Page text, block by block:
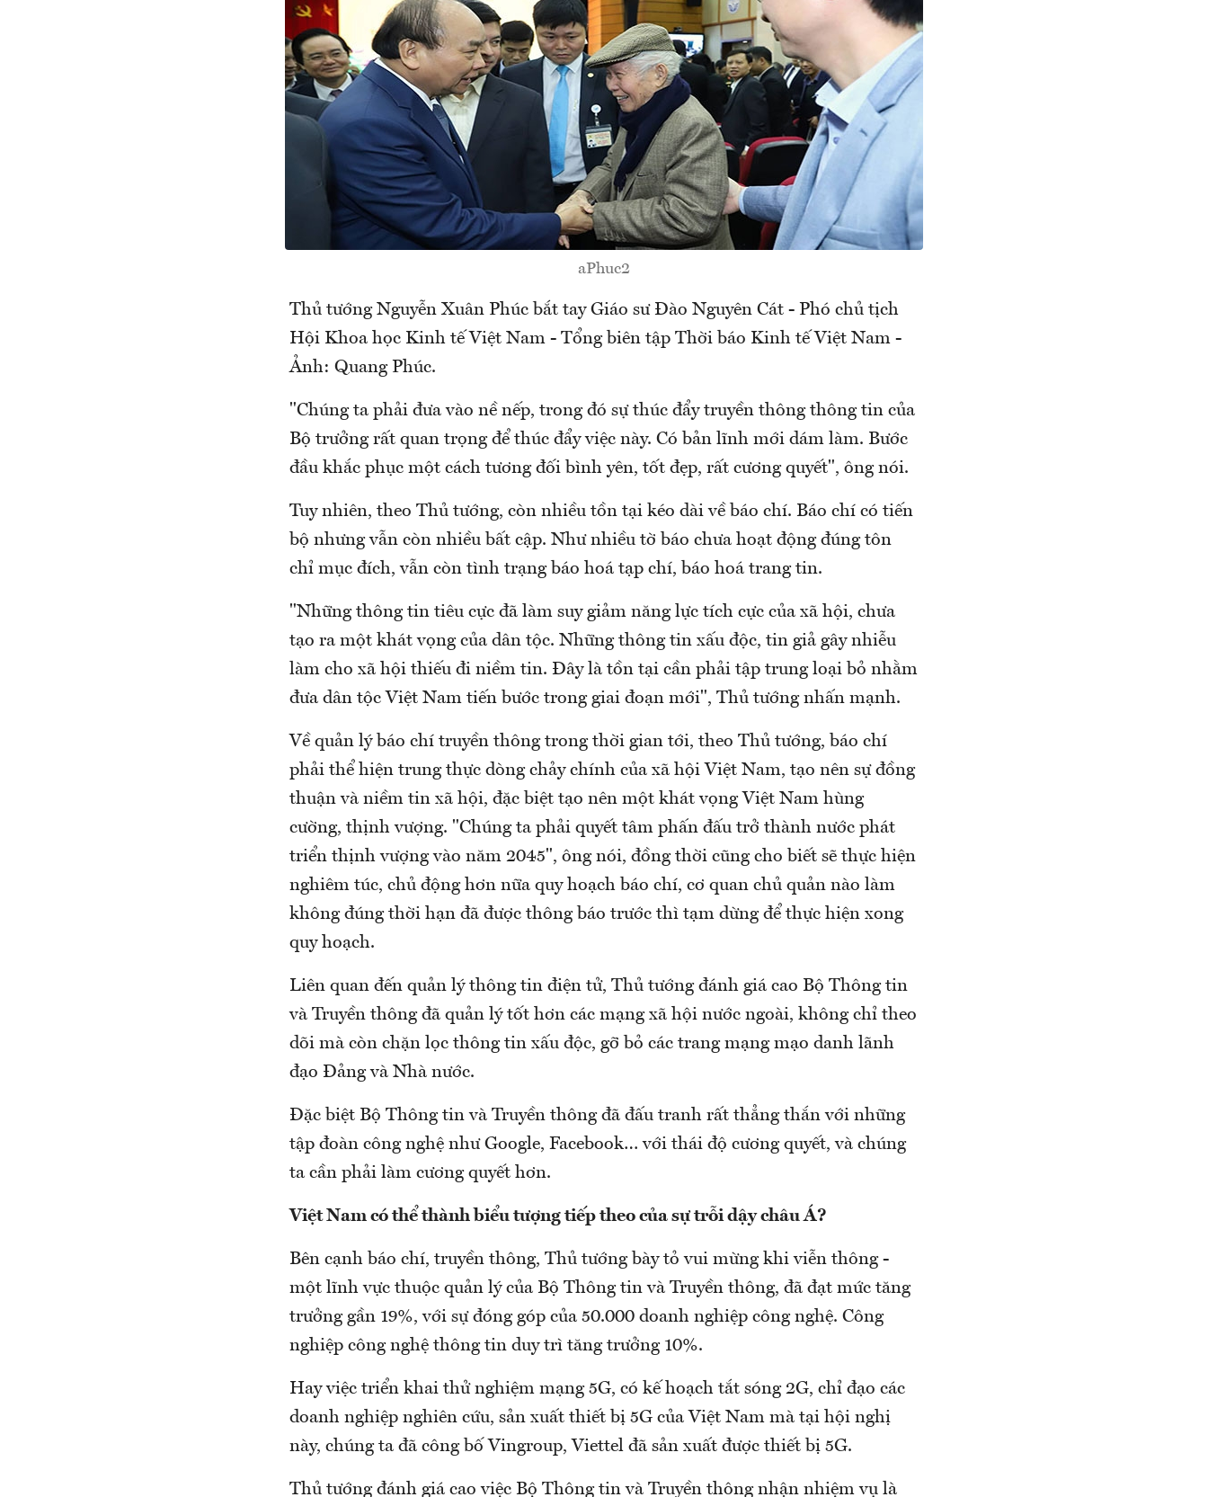
aPhuc2
Thủ tướng Nguyễn Xuân Phúc bắt tay Giáo sư Đào Nguyên Cát - Phó chủ tịch
Hội Khoa học Kinh tế Việt Nam - Tổng biên tập Thời báo Kinh tế Việt Nam -
Ảnh: Quang Phúc.
"Chúng ta phải đưa vào nề nếp, trong đó sự thúc đẩy truyền thông thông tin của
Bộ trưởng rất quan trọng để thúc đẩy việc này. Có bản lĩnh mới dám làm. Bước
đầu khắc phục một cách tương đối bình yên, tốt đẹp, rất cương quyết", ông nói.
Tuy nhiên, theo Thủ tướng, còn nhiều tồn tại kéo dài về báo chí. Báo chí có tiến
bộ nhưng vẫn còn nhiều bất cập. Như nhiều tờ báo chưa hoạt động đúng tôn
chỉ mục đích, vẫn còn tình trạng báo hoá tạp chí, báo hoá trang tin.
"Những thông tin tiêu cực đã làm suy giảm năng lực tích cực của xã hội, chưa
tạo ra một khát vọng của dân tộc. Những thông tin xấu độc, tin giả gây nhiễu
làm cho xã hội thiếu đi niềm tin. Đây là tồn tại cần phải tập trung loại bỏ nhằm
đưa dân tộc Việt Nam tiến bước trong giai đoạn mới", Thủ tướng nhấn mạnh.
Về quản lý báo chí truyền thông trong thời gian tới, theo Thủ tướng, báo chí
phải thể hiện trung thực dòng chảy chính của xã hội Việt Nam, tạo nên sự đồng
thuận và niềm tin xã hội, đặc biệt tạo nên một khát vọng Việt Nam hùng
cường, thịnh vượng. "Chúng ta phải quyết tâm phấn đấu trở thành nước phát
triển thịnh vượng vào năm 2045", ông nói, đồng thời cũng cho biết sẽ thực hiện
nghiêm túc, chủ động hơn nữa quy hoạch báo chí, cơ quan chủ quản nào làm
không đúng thời hạn đã được thông báo trước thì tạm dừng để thực hiện xong
quy hoạch.
Liên quan đến quản lý thông tin điện tử, Thủ tướng đánh giá cao Bộ Thông tin
và Truyền thông đã quản lý tốt hơn các mạng xã hội nước ngoài, không chỉ theo
dõi mà còn chặn lọc thông tin xấu độc, gỡ bỏ các trang mạng mạo danh lãnh
đạo Đảng và Nhà nước.
Đặc biệt Bộ Thông tin và Truyền thông đã đấu tranh rất thẳng thắn với những
tập đoàn công nghệ như Google, Facebook… với thái độ cương quyết, và chúng
ta cần phải làm cương quyết hơn.
Việt Nam có thể thành biểu tượng tiếp theo của sự trỗi dậy châu Á?
Bên cạnh báo chí, truyền thông, Thủ tướng bày tỏ vui mừng khi viễn thông -
một lĩnh vực thuộc quản lý của Bộ Thông tin và Truyền thông, đã đạt mức tăng
trưởng gần 19%, với sự đóng góp của 50.000 doanh nghiệp công nghệ. Công
nghiệp công nghệ thông tin duy trì tăng trưởng 10%.
Hay việc triển khai thử nghiệm mạng 5G, có kế hoạch tắt sóng 2G, chỉ đạo các
doanh nghiệp nghiên cứu, sản xuất thiết bị 5G của Việt Nam mà tại hội nghị
này, chúng ta đã công bố Vingroup, Viettel đã sản xuất được thiết bị 5G.
Thủ tướng đánh giá cao việc Bộ Thông tin và Truyền thông nhận nhiệm vụ là